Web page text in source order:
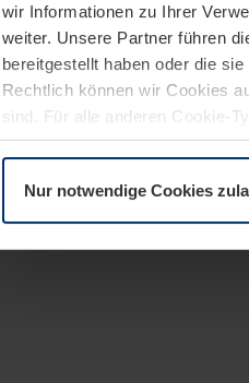
wir Informationen zu Ihrer
weiter. Unsere Partner führen
bereitgestellt haben oder die
Rechtlich können wir Cookies
sind. Für alle anderen Cookie-
Erläuterung auf der Seite
Nur notwendige Cookies